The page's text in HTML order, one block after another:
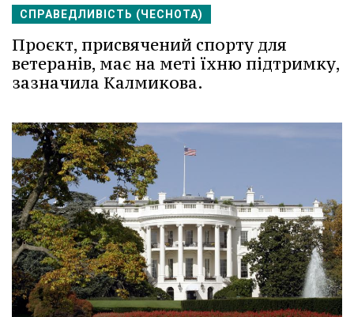
СПРАВЕДЛИВІСТЬ (ЧЕСНОТА)
Проєкт, присвячений спорту для
ветеранів, має на меті їхню підтримку,
зазначила Калмикова.